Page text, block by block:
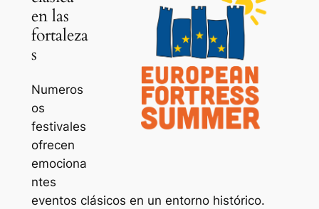
en las
fortaleza
s
Numeros
os
festivales
ofrecen
emociona
ntes
eventos clásicos en un entorno histórico.